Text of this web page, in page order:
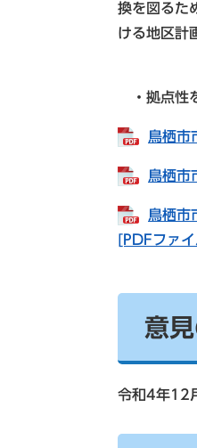
換を図るた
ける地区計
・拠点性
鳥栖市
鳥栖市
鳥栖市
[PDFファ
意
令和4年12